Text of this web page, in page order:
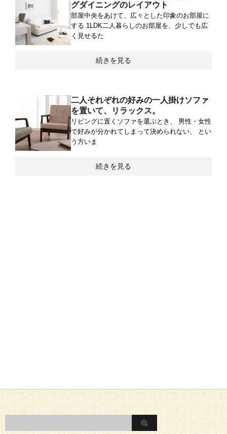
グダイニングのレイアウト
部屋中央をあけて、広々とした印象のお部屋に
する 1LDK二人暮らしのお部屋を、少しでも広
く見せるた
続きを見る
二人それぞれの好みの一人掛けソファ
を置いて、リラックス。
リビングに置くソファを選ぶとき、 男性・女性
で好みが分かれてしまって決められない、 とい
う方いま
続きを見る